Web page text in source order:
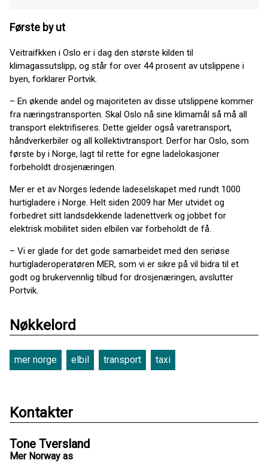
Første by ut
Veitraifkken i Oslo er i dag den største kilden til
klimagassutslipp, og står for over 44 prosent av utslippene i
byen, forklarer Portvik.
– En økende andel og majoriteten av disse utslippene kommer
fra næringstransporten. Skal Oslo nå sine klimamål så må all
transport elektrifiseres. Dette gjelder også varetransport,
håndverkerbiler og all kollektivtransport. Derfor har Oslo, som
første by i Norge, lagt til rette for egne ladelokasjoner
forbeholdt drosjenæringen.
Mer er et av Norges ledende ladeselskapet med rundt 1000
hurtigladere i Norge. Helt siden 2009 har Mer utvidet og
forbedret sitt landsdekkende ladenettverk og jobbet for
elektrisk mobilitet siden elbilen var forbeholdt de få.
– Vi er glade for det gode samarbeidet med den seriøse
hurtigladeroperatøren MER, som vi er sikre på vil bidra til et
godt og brukervennlig tilbud for drosjenæringen, avslutter
Portvik.
Nøkkelord
mer norge elbil transport taxi
Kontakter
Tone Tversland
Mer Norway as